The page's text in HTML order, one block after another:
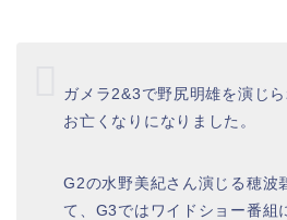
ガメラ2&3で野尻明雄を演じ
お亡くなりになりました。
G2の水野美紀さん演じる穂波
て、G3ではワイドショー番組